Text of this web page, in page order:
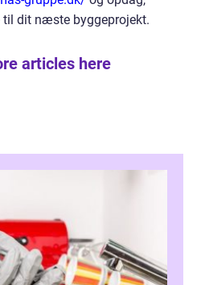
til dit næste byggeprojekt.
articles here